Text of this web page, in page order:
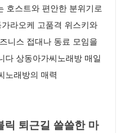
호스트와 편안한 분위기로
라오케 고품격 위스키와
니스 접대나 동료 모임을
다 상동아가씨노래방 매일
노래방의 매력
릭 퇴근길 쓸쓸한 마